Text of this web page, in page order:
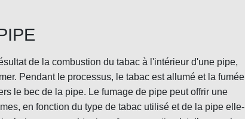
de la combustion du tabac à l'intérieur d'une pipe,
Pendant le processus, le tabac est allumé et la fumée
le bec de la pipe. Le fumage de pipe peut offrir une
en fonction du type de tabac utilisé et de la pipe elle-